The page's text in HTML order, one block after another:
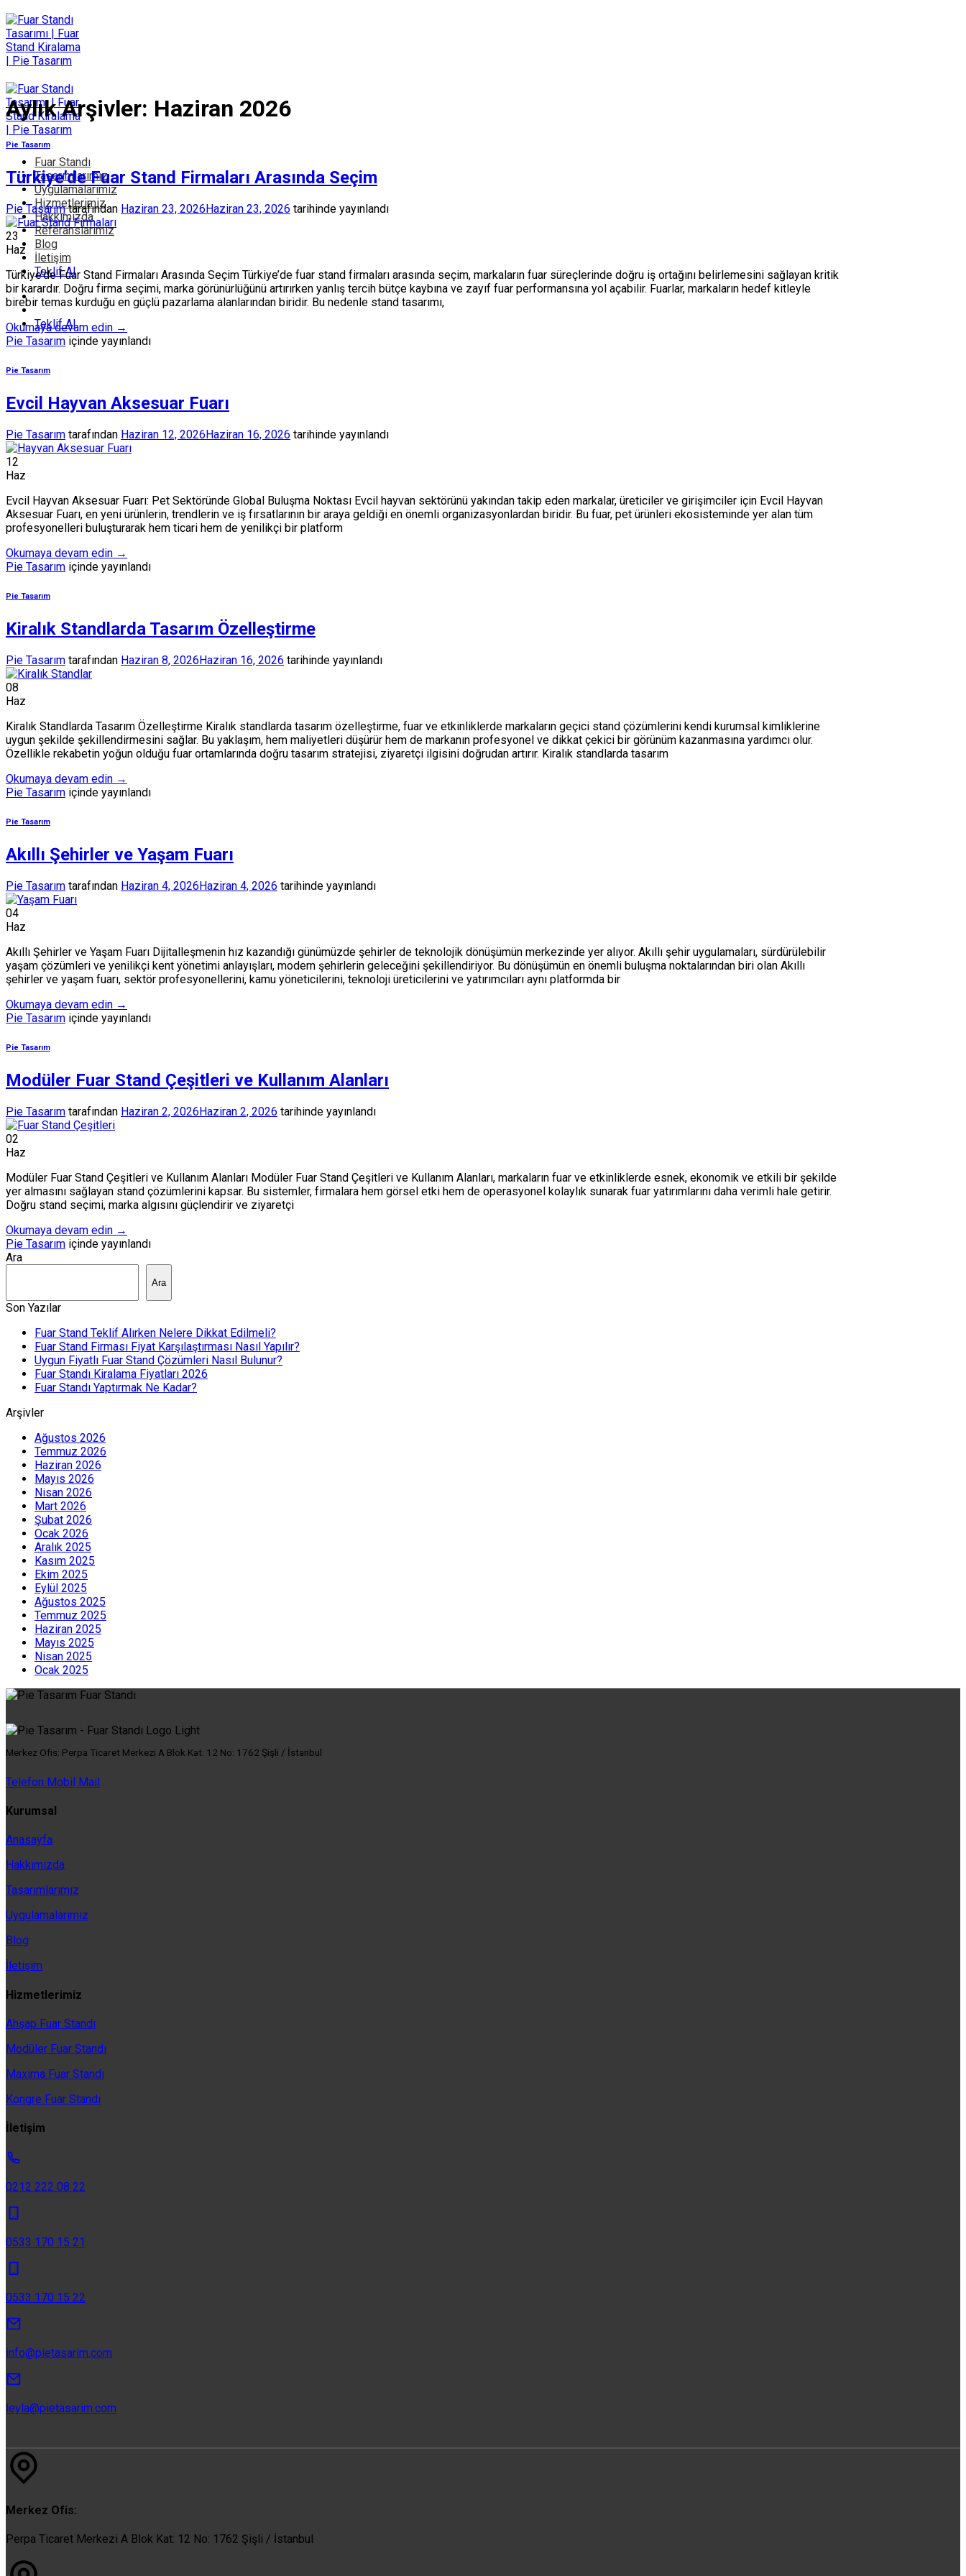
İçeriğe
atla
Fuar Standı
Tasarımlarımız
Uygulamalarımız
Hizmetlerimiz
Hakkımızda
Referanslarımız
Blog
İletişim
Teklif Al
Teklif Al
Aylık Arşivler: Haziran 2026
Pie Tasarım
Türkiye’de Fuar Stand Firmaları Arasında Seçim
Pie Tasarımtarafından Haziran 23, 2026 Haziran 23, 2026 tarihinde yayınlandı
23
Haz
Türkiye’de Fuar Stand Firmaları Arasında Seçim Türkiye’de fuar stand firmaları arasında seçim, markaların fuar süreçlerinde doğru iş ortağını belirlemesini sağlayan kritik
bir karardır. Doğru firma seçimi, marka görünürlüğünü artırırken yanlış tercih bütçe kaybına ve zayıf fuar performansına yol açabilir. Fuarlar, markaların hedef kitleyle
birebir temas kurduğu en güçlü pazarlama alanlarından biridir. Bu nedenle stand tasarımı,
Okumaya devam edin →
Pie Tasarım içinde yayınlandı
Pie Tasarım
Evcil Hayvan Aksesuar Fuarı
Pie Tasarım tarafından Haziran 12, 2026Haziran 16, 2026 tarihinde yayınlandı
12
Haz
Evcil Hayvan Aksesuar Fuarı: Pet Sektöründe Global Buluşma Noktası Evcil hayvan sektörünü yakından takip eden markalar, üreticiler ve girişimciler için Evcil Hayvan
Aksesuar Fuarı, en yeni ürünlerin, trendlerin ve iş fırsatlarının bir araya geldiği en önemli organizasyonlardan biridir. Bu fuar, pet ürünleri ekosisteminde yer alan tüm
profesyonelleri buluşturarak hem ticari hem de yenilikçi bir platform
Okumaya devam edin →
Pie Tasarım içinde yayınlandı
Pie Tasarım
Kiralık Standlarda Tasarım Özelleştirme
Pie Tasarım tarafından Haziran 8, 2026Haziran 16, 2026 tarihinde yayınlandı
08
Haz
Kiralık Standlarda Tasarım Özelleştirme Kiralık standlarda tasarım özelleştirme, fuar ve etkinliklerde markaların geçici stand çözümlerini kendi kurumsal kimliklerine
uygun şekilde şekillendirmesini sağlar. Bu yaklaşım, hem maliyetleri düşürür hem de markanın profesyonel ve dikkat çekici bir görünüm kazanmasına yardımcı olur.
Özellikle rekabetin yoğun olduğu fuar ortamlarında doğru tasarım stratejisi, ziyaretçi ilgisini doğrudan artırır. Kiralık standlarda tasarım
Okumaya devam edin →
Pie Tasarım içinde yayınlandı
Pie Tasarım
Akıllı Şehirler ve Yaşam Fuarı
Pie Tasarım tarafından Haziran 4, 2026Haziran 4, 2026 tarihinde yayınlandı
04
Haz
Akıllı Şehirler ve Yaşam Fuarı Dijitalleşmenin hız kazandığı günümüzde şehirler de teknolojik dönüşümün merkezinde yer alıyor. Akıllı şehir uygulamaları, sürdürülebilir
yaşam çözümleri ve yenilikçi kent yönetimi anlayışları, modern şehirlerin geleceğini şekillendiriyor. Bu dönüşümün en önemli buluşma noktalarından biri olan Akıllı
şehirler ve yaşam fuarı, sektör profesyonellerini, kamu yöneticilerini, teknoloji üreticilerini ve yatırımcıları aynı platformda bir
Okumaya devam edin →
Pie Tasarım içinde yayınlandı
Pie Tasarım
Modüler Fuar Stand Çeşitleri ve Kullanım Alanları
Pie Tasarım tarafından Haziran 2, 2026Haziran 2, 2026 tarihinde yayınlandı
02
Haz
Modüler Fuar Stand Çeşitleri ve Kullanım Alanları Modüler Fuar Stand Çeşitleri ve Kullanım Alanları, markaların fuar ve etkinliklerde esnek, ekonomik ve etkili bir şekilde
yer almasını sağlayan stand çözümlerini kapsar. Bu sistemler, firmalara hem görsel etki hem de operasyonel kolaylık sunarak fuar yatırımlarını daha verimli hale getirir.
Doğru stand seçimi, marka algısını güçlendirir ve ziyaretçi
Okumaya devam edin →
Pie Tasarım içinde yayınlandı
Ara
Ara
Son Yazılar
Fuar Stand Teklif Alırken Nelere Dikkat Edilmeli?
Fuar Stand Firması Fiyat Karşılaştırması Nasıl Yapılır?
Uygun Fiyatlı Fuar Stand Çözümleri Nasıl Bulunur?
Fuar Standı Kiralama Fiyatları 2026
Fuar Standı Yaptırmak Ne Kadar?
Arşivler
Ağustos 2026
Temmuz 2026
Haziran 2026
Mayıs 2026
Nisan 2026
Mart 2026
Şubat 2026
Ocak 2026
Aralık 2025
Kasım 2025
Ekim 2025
Eylül 2025
Ağustos 2025
Temmuz 2025
Haziran 2025
Mayıs 2025
Nisan 2025
Ocak 2025
Merkez Ofis: Perpa Ticaret Merkezi A Blok Kat: 12 No: 1762 Şişli / İstanbul
Telefon Mobil Mail
Kurumsal
Anasayfa
Hakkımızda
Tasarımlarımız
Uygulamalarımız
Blog
İletişim
Hizmetlerimiz
Ahşap Fuar Standı
Modüler Fuar Standı
Maxima Fuar Standı
Kongre Fuar Standı
İletişim
0212 222 08 22
0533 170 15 21
0533 170 15 22
info@pietasarim.com
leyla@pietasarim.com
Merkez Ofis:
Perpa Ticaret Merkezi A Blok Kat: 12 No: 1762 Şişli / İstanbul